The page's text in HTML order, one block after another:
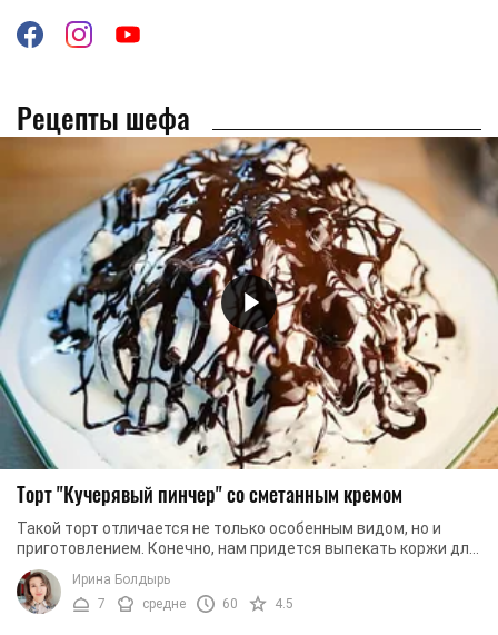
Рецепты шефа
Торт "Кучерявый пинчер" со сметанным кремом
Такой торт отличается не только особенным видом, но и
приготовлением. Конечно, нам придется выпекать коржи для
этого красавца. Но большую их часть, ...
Ирина Болдырь
7
средне 60 4.5